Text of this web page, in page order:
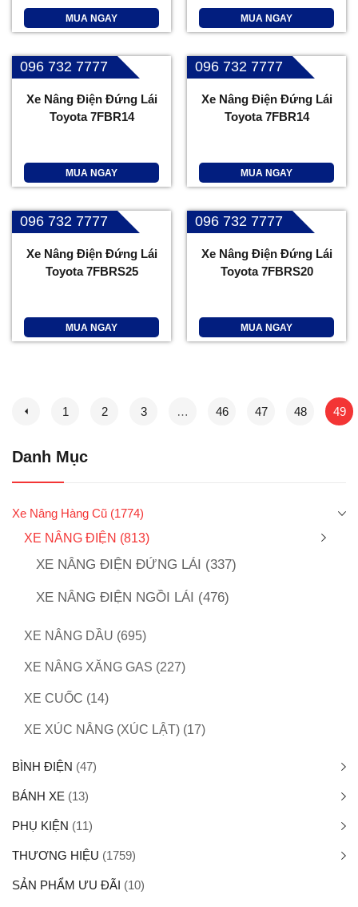
MUA NGAY MUA NGAY
096 732 7777
Xe Nâng Điện Đứng Lái
Toyota 7FBR14
MUA NGAY
096 732 7777
Xe Nâng Điện Đứng Lái
Toyota 7FBR14
MUA NGAY
096 732 7777
Xe Nâng Điện Đứng Lái
Toyota 7FBRS25
MUA NGAY
096 732 7777
Xe Nâng Điện Đứng Lái
Toyota 7FBRS20
MUA NGAY
1 2 3 … 46 47 48 49
Danh Mục
Xe Nâng Hàng Cũ (1774)
XE NÂNG ĐIỆN (813)
XE NÂNG ĐIỆN ĐỨNG LÁI (337)
XE NÂNG ĐIỆN NGỒI LÁI (476)
XE NÂNG DẦU (695)
XE NÂNG XĂNG GAS (227)
XE CUỐC (14)
XE XÚC NÂNG (XÚC LẬT) (17)
BÌNH ĐIỆN (47)
BÁNH XE (13)
PHỤ KIỆN (11)
THƯƠNG HIỆU (1759)
SẢN PHẨM ƯU ĐÃI (10)